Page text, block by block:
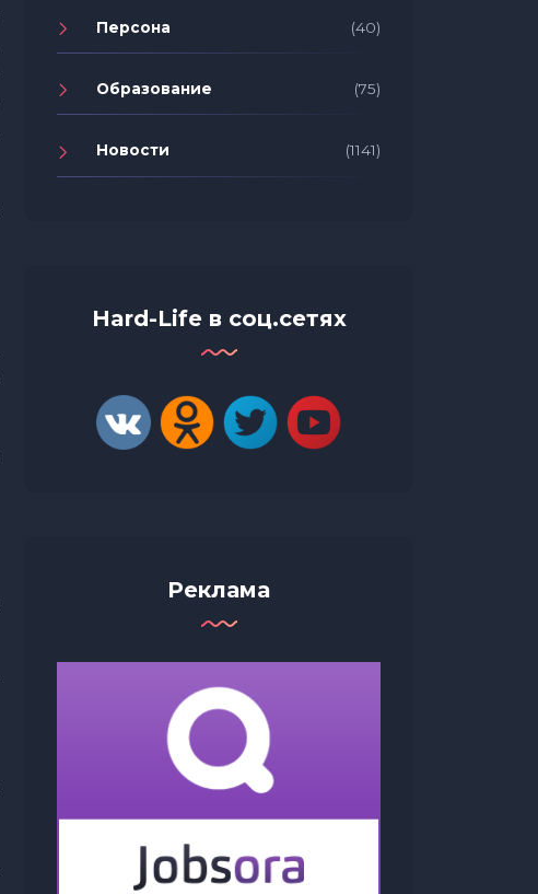
Персона (40)
Образование (75)
Новости (1141)
Hard-Life в соц.сетях
Реклама